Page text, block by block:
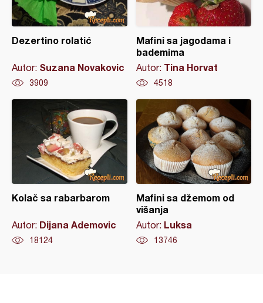
Dezertino rolatić
Autor: Suzana Novakovic
3909
Mafini sa jagodama i
bademima
Autor: Tina Horvat
4518
Kolač sa rabarbarom
Autor: Dijana Ademovic
18124
Mafini sa džemom od
višanja
Autor: Luksa
13746